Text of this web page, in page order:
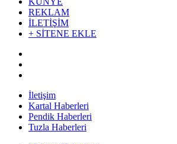
REKLAM
İLETİŞİM
+ SİTENE EKLE
İletişim
Kartal Haberleri
Pendik Haberleri
Tuzla Haberleri